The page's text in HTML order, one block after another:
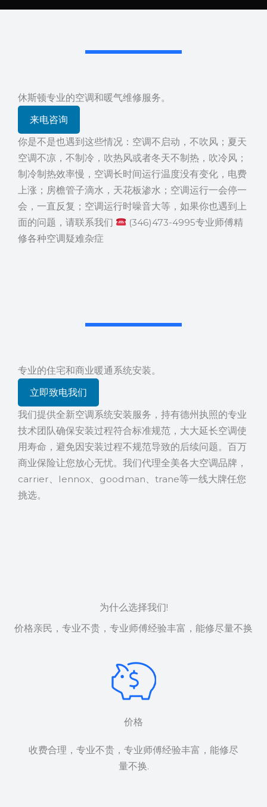
休斯顿专业的空调和暖气维修服务。
来电咨询
你是不是也遇到这些情况：空调不启动，不吹风；夏天
空调不凉，不制冷，吹热风或者冬天不制热，吹冷风；
制冷制热效率慢，空调长时间运行温度没有变化，电费
上涨；房檐管子滴水，天花板渗水；空调运行一会停一
会，一直反复；空调运行时噪音大等，如果你也遇到上
面的问题，请联系我们
(346)473-4995专业师傅精
修各种空调疑难杂症
专业的住宅和商业暖通系统安装。
立即致电我们
我们提供全新空调系统安装服务， 持有德州执照的专业
技术团队确保安装过程符合标准规范， 大大延长空调使
用寿命，避免因安装过程不规范导致的后续问题。百万
商业保险让您放心无忧。我们代理全美各大空调品牌，
carrier、lennox、goodman、 trane等一线大牌任您
挑选。
为什么选择我们!​
价格亲民，专业不贵，专业师傅经验丰富，能修尽量不换
价格
收费合理，专业不贵，专业师傅经验丰富，能修尽
量不换.